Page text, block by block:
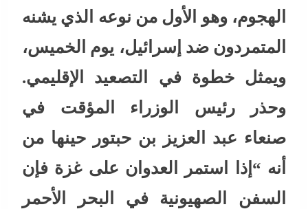
الهجوم، وهو الأول من نوعه الذي يشنه
المتمردون ضد إسرائيل، يوم الخميس،
ويمثل خطوة في التصعيد الإقليمي.
وحذر رئيس الوزراء المؤقت في
صنعاء عبد العزيز بن حبتور حينها من
أنه “إذا استمر العدوان على غزة فإن
السفن الصهيونية في البحر الأحمر